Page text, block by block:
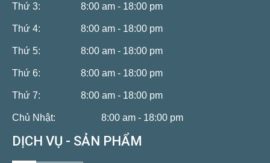
Thứ 3: 8:00 am - 18:00 pm
Thứ 4: 8:00 am - 18:00 pm
Thứ 5: 8:00 am - 18:00 pm
Thứ 6: 8:00 am - 18:00 pm
Thứ 7: 8:00 am - 18:00 pm
Chủ Nhật: 8:00 am - 18:00 pm
DỊCH VỤ - SẢN PHẨM